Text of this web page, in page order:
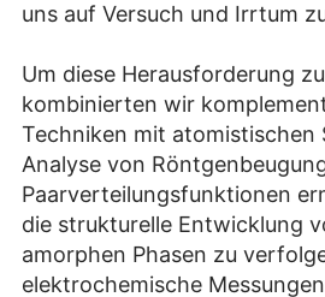
uns auf Versuch und Irrtum
Um diese Herausforderung
kombinierten wir
Techniken mit atomistischen
Analyse von
Paarverteilungsfunktionen
die strukturelle Entwicklung
amorphen Phasen zu
elektrochemische